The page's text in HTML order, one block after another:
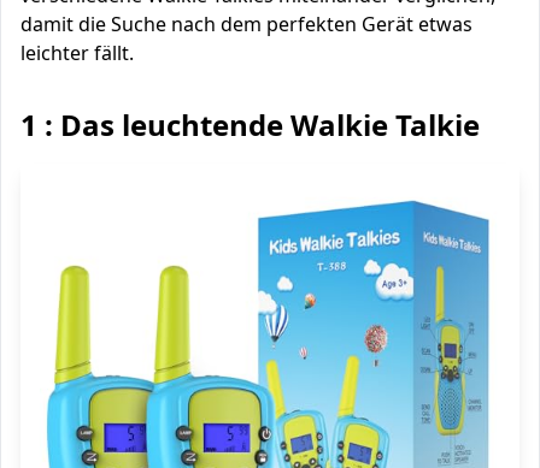
damit die Suche nach dem perfekten Gerät etwas
leichter fällt.
1 : Das leuchtende Walkie Talkie